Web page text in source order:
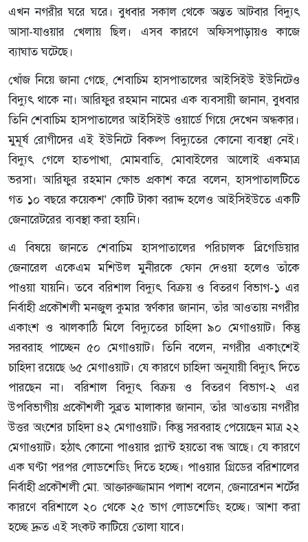
এখন নগরীর ঘরে ঘরে। বুধবার সকাল থেকে অন্তত আটবার বিদ্যুৎ
আসা-যাওয়ার খেলায় ছিল। এসব কারণে অফিসপাড়ায়ও কাজে
ব্যাঘাত ঘটেছে।
খোঁজ নিয়ে জানা গেছে, শেবাচিম হাসপাতালের আইসিইউ ইউনিটেও
বিদ্যুৎ থাকে না। আরিফুর রহমান নামের এক ব্যবসায়ী জানান, বুধবার
তিনি শেবাচিম হাসপাতালের আইসিইউ ওয়ার্ডে গিয়ে দেখেন অন্ধকার।
মুমূর্ষ রোগীদের এই ইউনিটে বিকল্প বিদ্যুতের কোনো ব্যবস্থা নেই।
বিদ্যুৎ গেলে হাতপাখা, মোমবাতি, মোবাইলের আলোই একমাত্র
ভরসা। আরিফুর রহমান ক্ষোভ প্রকাশ করে বলেন, হাসপাতালটিতে
গত ১০ বছরে কয়েকশ' কোটি টাকা বরাদ্দ হলেও আইসিইউতে একটি
জেনারেটরের ব্যবস্থা করা হয়নি।
এ বিষয়ে জানতে শেবাচিম হাসপাতালের পরিচালক ব্রিগেডিয়ার
জেনারেল একেএম মশিউল মুনীরকে ফোন দেওয়া হলেও তাঁকে
পাওয়া যায়নি। তবে বরিশাল বিদ্যুৎ বিক্রয় ও বিতরণ বিভাগ-১ এর
নির্বাহী প্রকৌশলী মনজুল কুমার স্বর্ণকার জানান, তাঁর আওতায় নগরীর
একাংশ ও ঝালকাঠি মিলে বিদ্যুতের চাহিদা ৯০ মেগাওয়াট। কিন্তু
সরবরাহ পাচ্ছেন ৫০ মেগাওয়াট। তিনি বলেন, নগরীর একাংশেই
চাহিদা রয়েছে ৬৫ মেগাওয়াট। যে কারণে চাহিদা অনুযায়ী বিদ্যুৎ দিতে
পারছেন না। বরিশাল বিদ্যুৎ বিক্রয় ও বিতরণ বিভাগ-২ এর
উপবিভাগীয় প্রকৌশলী সুব্রত মালাকার জানান, তাঁর আওতায় নগরীর
উত্তর অংশের চাহিদা ৪২ মেগাওয়াট। কিন্তু সরবরাহ পেয়েছেন মাত্র ২২
মেগাওয়াট। হঠাৎ কোনো পাওয়ার প্ল্যান্ট হয়তো বন্ধ আছে। যে কারণে
এক ঘণ্টা পরপর লোডশেডিং দিতে হচ্ছে। পাওয়ার গ্রিডের বরিশালের
নির্বাহী প্রকৌশলী মো. আক্তারুজ্জামান পলাশ বলেন, জেনারেশন শর্টের
কারণে বরিশালে ২০ থেকে ২৫ ভাগ লোডশেডিং হচ্ছে। আশা করা
হচ্ছে দ্রুত এই সংকট কাটিয়ে তোলা যাবে।